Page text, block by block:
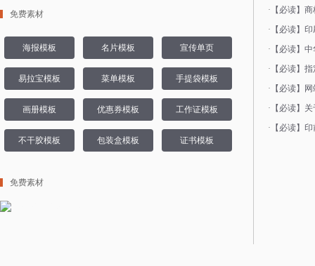
免费素材
海报模板 名片模板 宣传单页
易拉宝模板 菜单模板 手提袋模板
画册模板 优惠券模板 工作证模板
不干胶模板 包装盒模板 证书模板
免费素材
· 【必读】
· 【必读】
· 【必读】
· 【必读】
· 【必读】
· 【必读】
· 【必读】